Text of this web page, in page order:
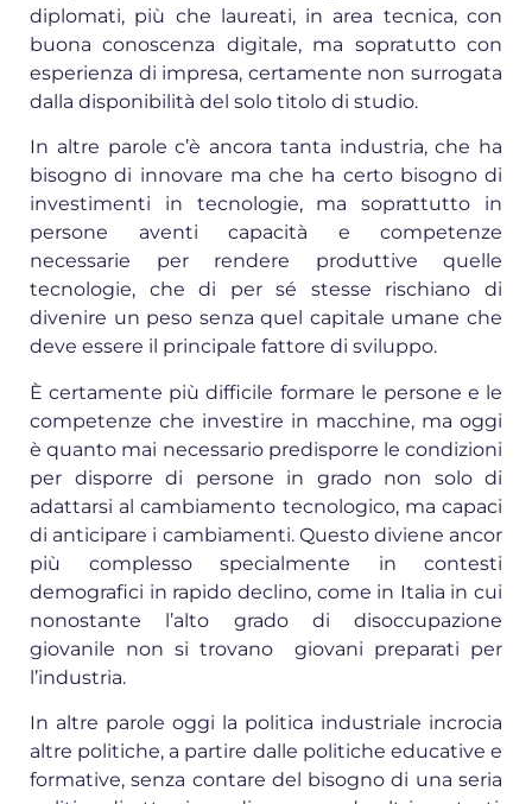
diplomati, più che laureati, in area tecnica, con
buona conoscenza digitale, ma sopratutto con
esperienza di impresa, certamente non surrogata
dalla disponibilità del solo titolo di studio.
In altre parole c’è ancora tanta industria, che ha
bisogno di innovare ma che ha certo bisogno di
investimenti in tecnologie, ma soprattutto in
persone aventi capacità e competenze
necessarie per rendere produttive quelle
tecnologie, che di per sé stesse rischiano di
divenire un peso senza quel capitale umane che
deve essere il principale fattore di sviluppo.
È certamente più difficile formare le persone e le
competenze che investire in macchine, ma oggi
è quanto mai necessario predisporre le condizioni
per disporre di persone in grado non solo di
adattarsi al cambiamento tecnologico, ma capaci
di anticipare i cambiamenti. Questo diviene ancor
più complesso specialmente in contesti
demografici in rapido declino, come in Italia in cui
nonostante l’alto grado di disoccupazione
giovanile non si trovano giovani preparati per
l’industria.
In altre parole oggi la politica industriale incrocia
altre politiche, a partire dalle politiche educative e
formative, senza contare del bisogno di una seria